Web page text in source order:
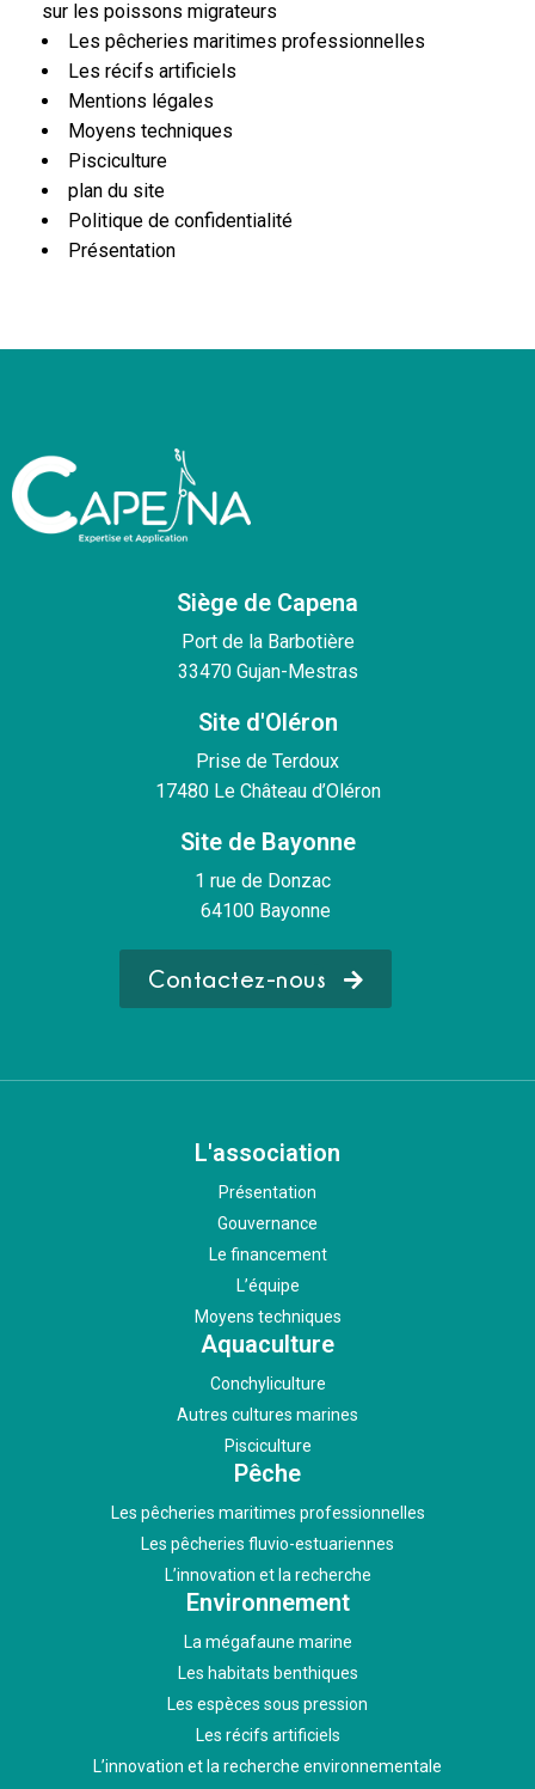
sur les poissons migrateurs
Les pêcheries maritimes professionnelles
Les récifs artificiels
Mentions légales
Moyens techniques
Pisciculture
plan du site
Politique de confidentialité
Présentation
Siège de Capena
Port de la Barbotière
33470 Gujan-Mestras
Site d'Oléron
Prise de Terdoux
17480 Le Château d’Oléron
Site de Bayonne
1 rue de Donzac
64100 Bayonne
Contactez-nous
L'association
Présentation
Gouvernance
Le financement
L’équipe
Moyens techniques
Aquaculture
Conchyliculture
Autres cultures marines
Pisciculture
Pêche
Les pêcheries maritimes professionnelles
Les pêcheries fluvio-estuariennes
L’innovation et la recherche
Environnement
La mégafaune marine
Les habitats benthiques
Les espèces sous pression
Les récifs artificiels
L’innovation et la recherche environnementale